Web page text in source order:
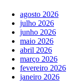
agosto 2026
julho 2026
junho 2026
maio 2026
abril 2026
março 2026
fevereiro 2026
janeiro 2026